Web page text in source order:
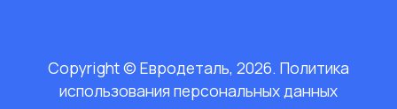
Copyright © Евродеталь, 2026. Политика
использования персональных данных